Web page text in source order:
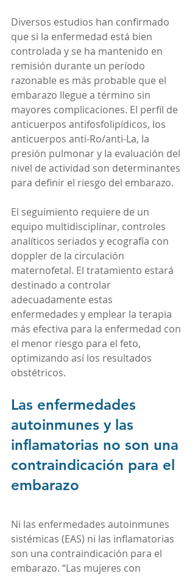
Diversos estudios han confirmado
que si la enfermedad está bien
controlada y se ha mantenido en
remisión durante un período
razonable es más probable que el
embarazo llegue a término sin
mayores complicaciones. El perfil de
anticuerpos antifosfolipídicos, los
anticuerpos anti-Ro/anti-La, la
presión pulmonar y la evaluación del
nivel de actividad son determinantes
para definir el riesgo del embarazo.
El seguimiento requiere de un
equipo multidisciplinar, controles
analíticos seriados y ecografía con
doppler de la circulación
maternofetal. El tratamiento estará
destinado a controlar
adecuadamente estas
enfermedades y emplear la terapia
más efectiva para la enfermedad con
el menor riesgo para el feto,
optimizando así los resultados
obstétricos.
Las enfermedades
autoinmunes y las
inflamatorias no son una
contraindicación para el
embarazo
Ni las enfermedades autoinmunes
sistémicas (EAS) ni las inflamatorias
son una contraindicación para el
embarazo. “Las mujeres con